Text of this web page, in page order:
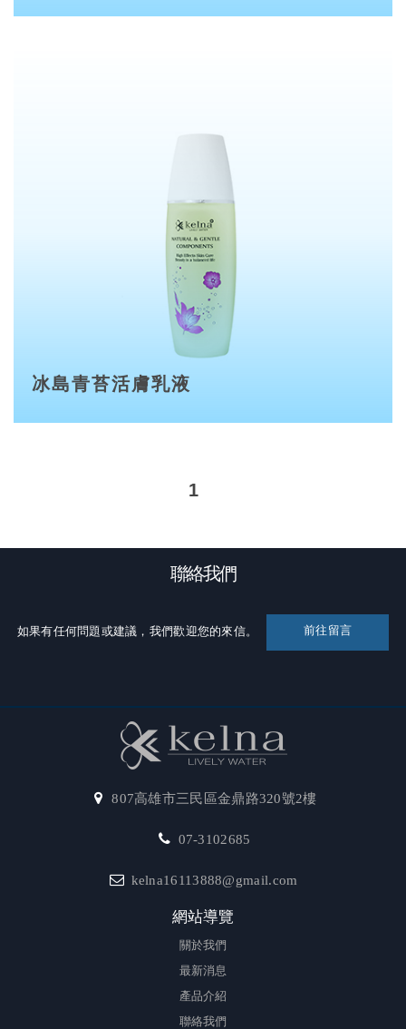
冰島青苔活膚乳液
1
聯絡我們
如果有任何問題或建議，我們歡迎您的來信。 前往留言
807高雄市三民區金鼎路320號2樓
07-3102685
kelna16113888@gmail.com
網站導覽
關於我們
最新消息
產品介紹
聯絡我們